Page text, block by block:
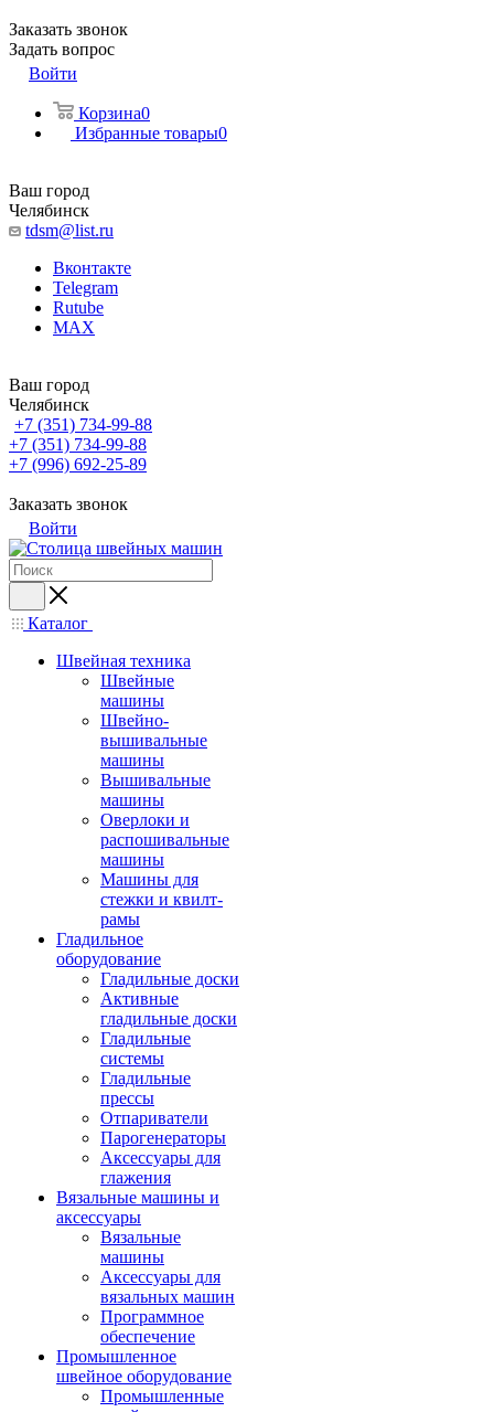
Заказать звонок
Задать вопрос
Войти
Корзина0
Избранные товары0
Ваш город
Челябинск
tdsm@list.ru
Вконтакте
Telegram
Rutube
MAX
Ваш город
Челябинск
+7 (351) 734-99-88
+7 (351) 734-99-88
+7 (996) 692-25-89
Заказать звонок
Войти
Каталог
Швейная техника
Швейные
машины
Швейно-
вышивальные
машины
Вышивальные
машины
Оверлоки и
распошивальные
машины
Машины для
стежки и квилт-
рамы
Гладильное
оборудование
Гладильные доски
Активные
гладильные доски
Гладильные
системы
Гладильные
прессы
Отпариватели
Парогенераторы
Аксессуары для
глажения
Вязальные машины и
аксессуары
Вязальные
машины
Аксессуары для
вязальных машин
Программное
обеспечение
Промышленное
швейное оборудование
Промышленные